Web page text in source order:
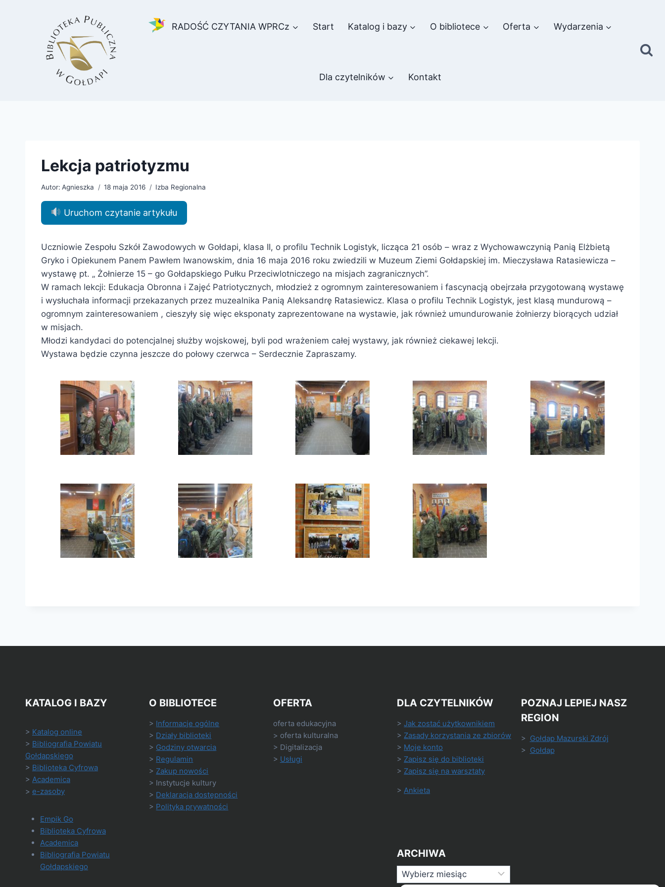
RADOŚĆ CZYTANIA WPRCz Start Katalog i bazy O bibliotece Oferta Wydarzenia
Dla czytelników Kontakt
Lekcja patriotyzmu
Autor: Agnieszka 18 maja 2016 Izba Regionalna
Uruchom czytanie artykułu
Uczniowie Zespołu Szkół Zawodowych w Gołdapi, klasa II, o profilu Technik Logistyk, licząca 21 osób – wraz z Wychowawczynią Panią Elżbietą
Gryko i Opiekunem Panem Pawłem Iwanowskim, dnia 16 maja 2016 roku zwiedzili w Muzeum Ziemi Gołdapskiej im. Mieczysława Ratasiewicza –
wystawę pt. „ Żołnierze 15 – go Gołdapskiego Pułku Przeciwlotniczego na misjach zagranicznych”.
W ramach lekcji: Edukacja Obronna i Zajęć Patriotycznych, młodzież z ogromnym zainteresowaniem i fascynacją obejrzała przygotowaną wystawę
i wysłuchała informacji przekazanych przez muzealnika Panią Aleksandrę Ratasiewicz. Klasa o profilu Technik Logistyk, jest klasą mundurową –
ogromnym zainteresowaniem , cieszyły się więc eksponaty zaprezentowane na wystawie, jak również umundurowanie żołnierzy biorących udział
w misjach.
Młodzi kandydaci do potencjalnej służby wojskowej, byli pod wrażeniem całej wystawy, jak również ciekawej lekcji.
Wystawa będzie czynna jeszcze do połowy czerwca – Serdecznie Zapraszamy.
KATALOG I BAZY
> Katalog online
> Bibliografia Powiatu
Gołdapskiego
> Biblioteka Cyfrowa
> Academica
> e-zasoby
Empik Go
Biblioteka Cyfrowa
Academica
Bibliografia Powiatu
Gołdapskiego
O BIBLIOTECE
> Informacje ogólne
> Działy biblioteki
> Godziny otwarcia
> Regulamin
> Zakup nowości
> Instytucje kultury
> Deklaracja dostępności
> Polityka prywatności
OFERTA
oferta edukacyjna
> oferta kulturalna
> Digitalizacja
> Usługi
DLA CZYTELNIKÓW
>Jak zostać użytkownikiem
> Zasady korzystania ze zbiorów
> Moje konto
> Zapisz się do biblioteki
> Zapisz się na warsztaty
> Ankieta
ARCHIWA
Archiwa
POZNAJ LEPIEJ NASZ
REGION
> Gołdap Mazurski Zdrój
> Gołdap